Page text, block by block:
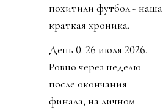
похитили футбол - наша
краткая хроника.
День 0. 26 июля 2026.
Ровно через неделю
после окончания
финала, на личном